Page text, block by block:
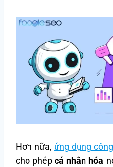
Hơn nữa, ứng dụng
cho phépcá nhân hóa